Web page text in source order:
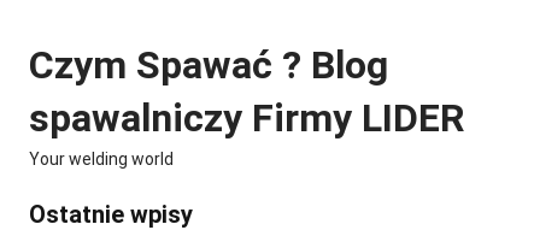
content
Czym Spawać ? Blog
spawalniczy Firmy LIDER
Your welding world
Ostatnie wpisy